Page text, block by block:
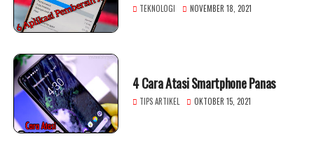
TEKNOLOGI NOVEMBER 18, 2021
4 Cara Atasi Smartphone Panas
TIPS ARTIKEL OKTOBER 15, 2021